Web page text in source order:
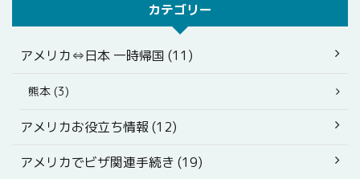
カテゴリー
アメリカ⇔日本 一時帰国 (11)
熊本 (3)
アメリカお役立ち情報 (12)
アメリカでビザ関連手続き (19)